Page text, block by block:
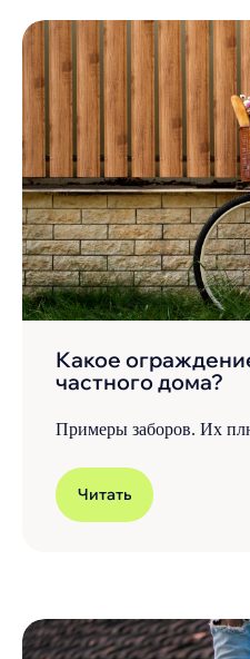
Какое
частного дома?
Примеры заборов. Их
Читать